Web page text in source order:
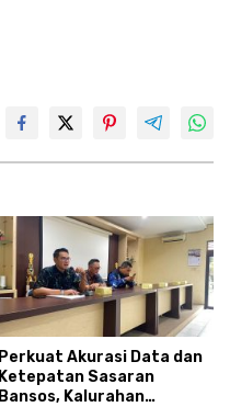
Perkuat Akurasi Data dan
Ketepatan Sasaran
Bansos, Kalurahan